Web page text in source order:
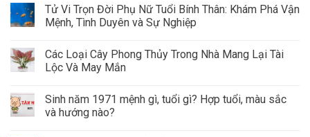
Tử Vi Trọn Đời Phụ Nữ Tuổi Bính Thân: Khám Phá Vận
Mệnh, Tình Duyên và Sự Nghiệp
Các Loại Cây Phong Thủy Trong Nhà Mang Lại Tài
Lộc Và May Mắn
Sinh năm 1971 mệnh gì, tuổi gì? Hợp tuổi, màu sắc
và hướng nào?